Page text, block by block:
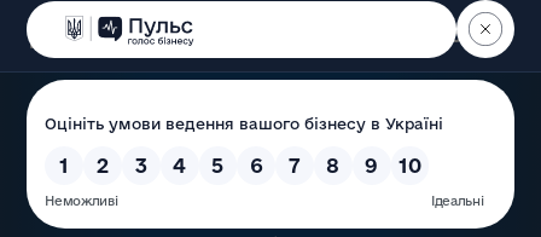
Пошук
Державна служба України